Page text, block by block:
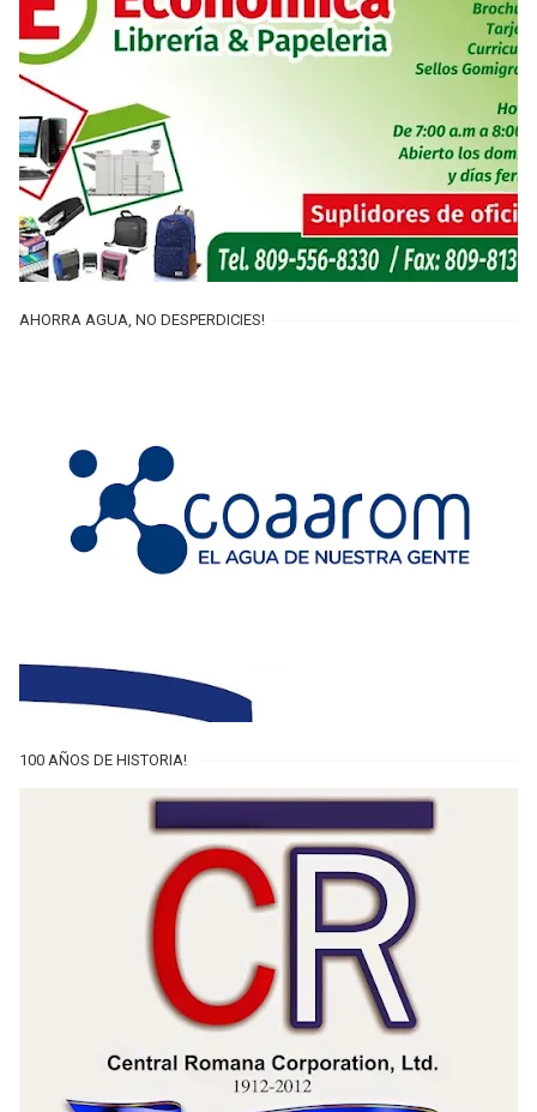
AHORRA AGUA, NO DESPERDICIES!
100 AÑOS DE HISTORIA!